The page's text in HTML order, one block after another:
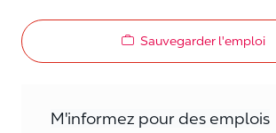
Sauvegarder l'emploi
M'informez pour des emplois